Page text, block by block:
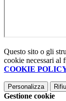
Questo sito o gli
cookie necessari al
COOKIE
Personalizza
Gestione cookie